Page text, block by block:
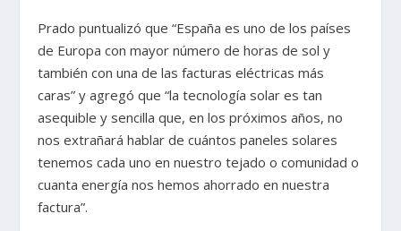
Prado puntualizó que “España es uno de los países
de Europa con mayor número de horas de sol y
también con una de las facturas eléctricas más
caras” y agregó que “la tecnología solar es tan
asequible y sencilla que, en los próximos años, no
nos extrañará hablar de cuántos paneles solares
tenemos cada uno en nuestro tejado o comunidad o
cuanta energía nos hemos ahorrado en nuestra
factura”.